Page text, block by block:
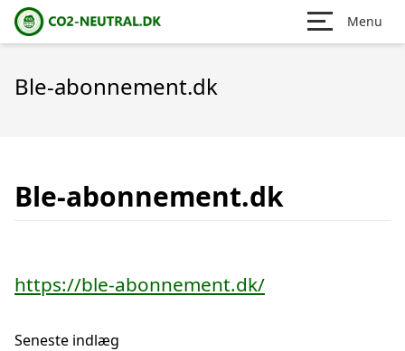
Menu
Ble-abonnement.dk
Ble-abonnement.dk
https://ble-abonnement.dk/
Seneste indlæg